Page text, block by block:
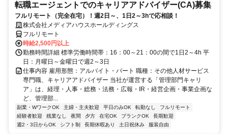
転職エージェントでのキャリアアドバイザー(CA)募集
フルリモート（完全在宅）！週2日～、1日2～3hで応相談！
株式会社メディアハウスホールディングス
フルリモート
時給2,500円以上
勤務時間詳細 標準労働時間帯：16：00～21：00の間で1日2～4h 平
日：月曜日～金曜日で週2～3日
仕事内容 雇用形態：アルバイト・パート 職種：その他人材サービス
専門職、キャリアアドバイザー 当社が運営する「管理部門キャリ
ア」は、経理・人事・総務・法務・広報・IR・経営企画・事業企画な
ど、管理部...
副業・WワークOK 主婦・主夫歓迎 平日のみOK 転勤なし
フルリモート
経験者歓迎
残業なし 夜間 夕方 在宅OK ブランクOK
長期歓迎
週2・3日からOK
シフト制 長期休暇あり 土日祝休み 服装自由